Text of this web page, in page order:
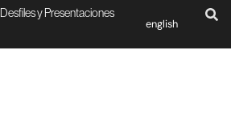
Desfiles y Presentaciones
english